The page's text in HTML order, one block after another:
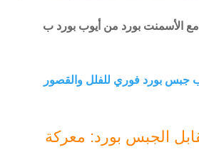
بورد من أيوب بورد ب
بورد فوري للفلل والقصور
الجبس بورد: معركة